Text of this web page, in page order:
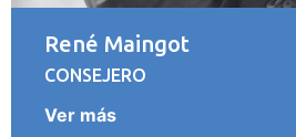
René Maingot
CONSEJERO
Ver más